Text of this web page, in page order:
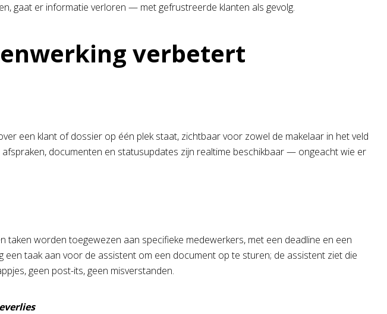
gaat er informatie verloren — met gefrustreerde klanten als gevolg.
verbetert
een klant of dossier op één plek staat, zichtbaar voor zowel de makelaar in het veld
documenten en statusupdates zijn realtime beschikbaar — ongeacht wie er
taken worden toegewezen aan specifieke medewerkers, met een deadline en een
een taak aan voor de assistent om een document op te sturen; de assistent ziet die
geen post-its, geen misverstanden.